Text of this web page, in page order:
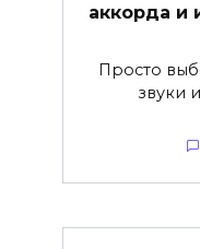
аккорда и
Просто
звуки